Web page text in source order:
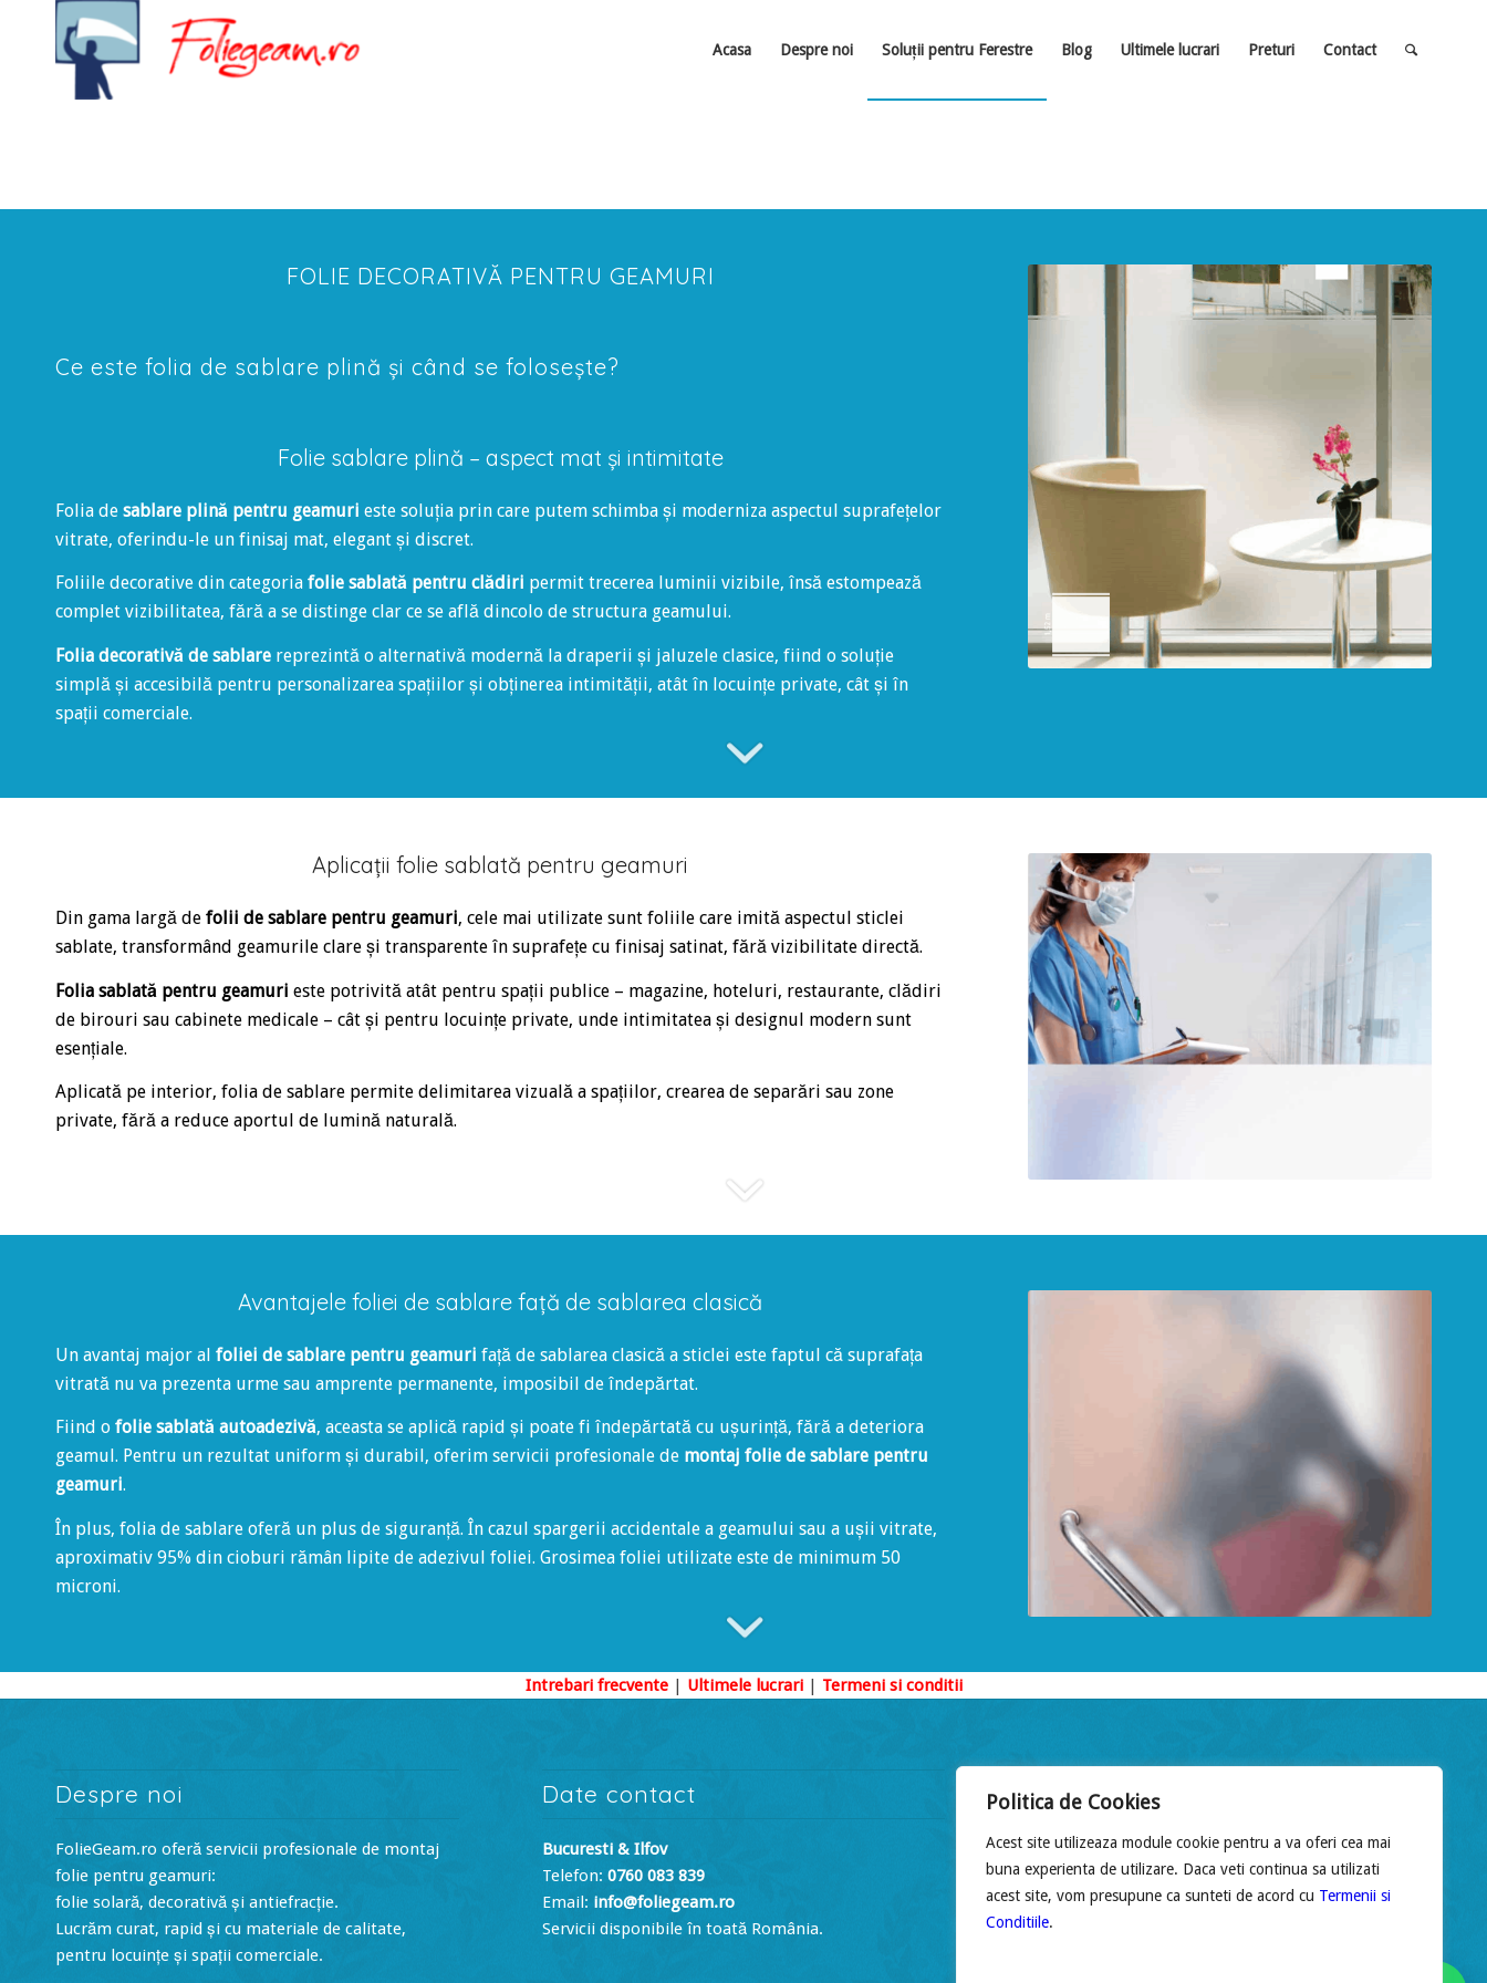
Politica de Cookies
Acest site utilizeaza module cookie pentru a va oferi cea mai
buna experienta de utilizare. Daca veti continua sa utilizati
acest site, vom presupune ca sunteti de acord cu Termenii si
Conditiile.
Acasa Despre noi Soluții pentru Ferestre Blog Ultimele lucrari Preturi Contact
FOLIE DECORATIVĂ PENTRU GEAMURI
Ce este folia de sablare plină și când se folosește?
Folie sablare plină – aspect mat și intimitate
Folia de sablare plină pentru geamuri este soluția prin care putem schimba și moderniza aspectul suprafețelor
vitrate, oferindu-le un finisaj mat, elegant și discret.
Foliile decorative din categoria folie sablată pentru clădiri permit trecerea luminii vizibile, însă estompează
complet vizibilitatea, fără a se distinge clar ce se află dincolo de structura geamului.
Folia decorativă de sablare reprezintă o alternativă modernă la draperii și jaluzele clasice, fiind o soluție
simplă și accesibilă pentru personalizarea spațiilor și obținerea intimității, atât în locuințe private, cât și în
spații comerciale.
Aplicații folie sablată pentru geamuri
Din gama largă de folii de sablare pentru geamuri, cele mai utilizate sunt foliile care imită aspectul sticlei
sablate, transformând geamurile clare și transparente în suprafețe cu finisaj satinat, fără vizibilitate directă.
Folia sablată pentru geamuri este potrivită atât pentru spații publice – magazine, hoteluri, restaurante, clădiri
de birouri sau cabinete medicale – cât și pentru locuințe private, unde intimitatea și designul modern sunt
esențiale.
Aplicată pe interior, folia de sablare permite delimitarea vizuală a spațiilor, crearea de separări sau zone
private, fără a reduce aportul de lumină naturală.
Avantajele foliei de sablare față de sablarea clasică
Un avantaj major al foliei de sablare pentru geamuri față de sablarea clasică a sticlei este faptul că suprafața
vitrată nu va prezenta urme sau amprente permanente, imposibil de îndepărtat.
Fiind o folie sablată autoadezivă, aceasta se aplică rapid și poate fi îndepărtată cu ușurință, fără a deteriora
geamul. Pentru un rezultat uniform și durabil, oferim servicii profesionale de montaj folie de sablare pentru
geamuri.
În plus, folia de sablare oferă un plus de siguranță. În cazul spargerii accidentale a geamului sau a ușii vitrate,
aproximativ 95% din cioburi rămân lipite de adezivul foliei. Grosimea foliei utilizate este de minimum 50
microni.
Intrebari frecvente| Ultimele lucrari| Termeni si conditii
Despre noi
FolieGeam.ro oferă servicii profesionale de montaj
folie pentru geamuri:
folie solară, decorativă și antiefracție.
Lucrăm curat, rapid și cu materiale de calitate,
pentru locuințe și spații comerciale.
Date contact
Bucuresti & Ilfov
Telefon: 0760 083 839
Email: info@foliegeam.ro
Servicii disponibile în toată România.
Program de lucru
Luni – Vineri:09:00 – 18:00
Sâmbătă:09:00 – 14:00
Duminică:Închis